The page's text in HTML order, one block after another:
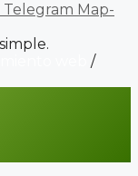
Telegram Map-
/